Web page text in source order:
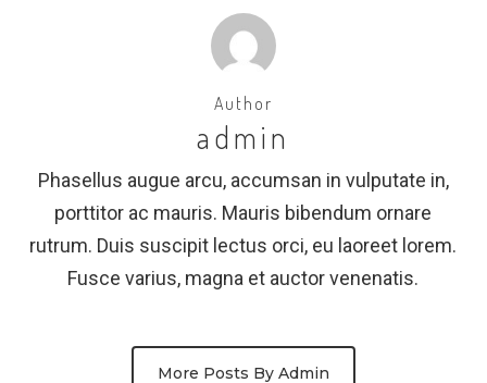
Author
admin
Phasellus augue arcu, accumsan in vulputate in,
porttitor ac mauris. Mauris bibendum ornare
rutrum. Duis suscipit lectus orci, eu laoreet lorem.
Fusce varius, magna et auctor venenatis.
More Posts By Admin